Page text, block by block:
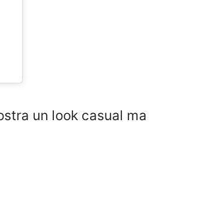
un look casual ma